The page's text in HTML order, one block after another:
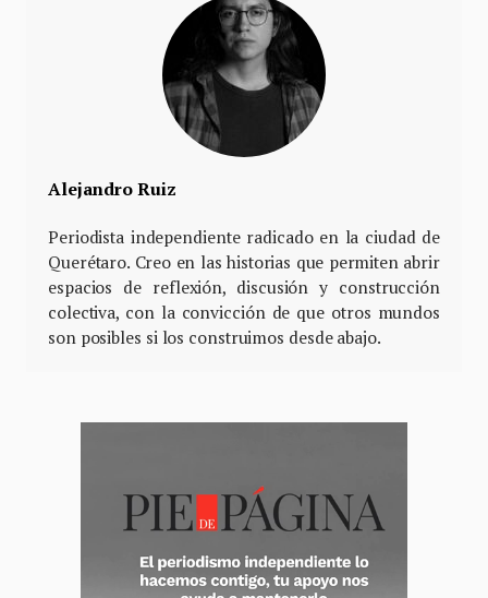
Alejandro Ruiz
Periodista independiente radicado en la ciudad de
Querétaro. Creo en las historias que permiten abrir
espacios de reflexión, discusión y construcción
colectiva, con la convicción de que otros mundos
son posibles si los construimos desde abajo.